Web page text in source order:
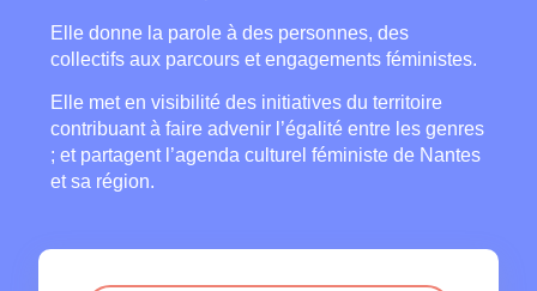
Elle donne la parole à des personnes, des
collectifs aux parcours et engagements féministes.
Elle met en visibilité des initiatives du territoire
contribuant à faire advenir l’égalité entre les genres
; et partagent l’agenda culturel féministe de Nantes
et sa région.